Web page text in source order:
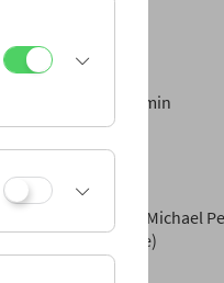
Michael Pilz) 285 min
einem Aufsatz von Michael
englischer Sprache)